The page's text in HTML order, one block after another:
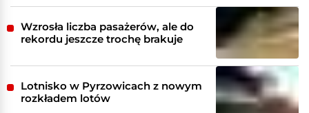
Wzrosła liczba pasażerów, ale do
rekordu jeszcze trochę brakuje
Lotnisko w Pyrzowicach z nowym
rozkładem lotów